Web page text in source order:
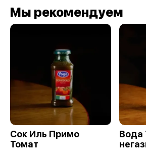
Мы рекомендуем
Сок Иль Примо
Томат
Вода